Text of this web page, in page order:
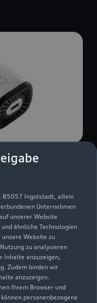
85057 Ingolstadt, allein
Unternehmen
unserer Website
ähnliche Technologien
Website zu
zu analysieren
Inhalte anzuzeigen,
Zudem binden wir
anzuzeigen.
Ihrem Browser und
personenbezogene
und
Tablets